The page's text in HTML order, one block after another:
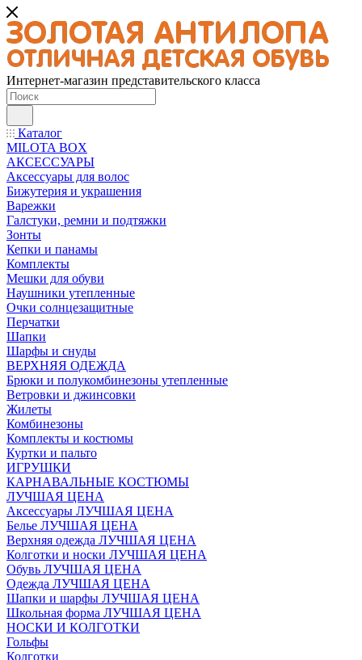
Интернет-магазин представительского класса
Каталог
MILOTA BOX
АКСЕССУАРЫ
Аксессуары для волос
Бижутерия и украшения
Варежки
Галстуки, ремни и подтяжки
Зонты
Кепки и панамы
Комплекты
Мешки для обуви
Наушники утепленные
Очки солнцезащитные
Перчатки
Шапки
Шарфы и снуды
ВЕРХНЯЯ ОДЕЖДА
Брюки и полукомбинезоны утепленные
Ветровки и джинсовки
Жилеты
Комбинезоны
Комплекты и костюмы
Куртки и пальто
ИГРУШКИ
КАРНАВАЛЬНЫЕ КОСТЮМЫ
ЛУЧШАЯ ЦЕНА
Аксессуары ЛУЧШАЯ ЦЕНА
Белье ЛУЧШАЯ ЦЕНА
Верхняя одежда ЛУЧШАЯ ЦЕНА
Колготки и носки ЛУЧШАЯ ЦЕНА
Обувь ЛУЧШАЯ ЦЕНА
Одежда ЛУЧШАЯ ЦЕНА
Шапки и шарфы ЛУЧШАЯ ЦЕНА
Школьная форма ЛУЧШАЯ ЦЕНА
НОСКИ И КОЛГОТКИ
Гольфы
Колготки